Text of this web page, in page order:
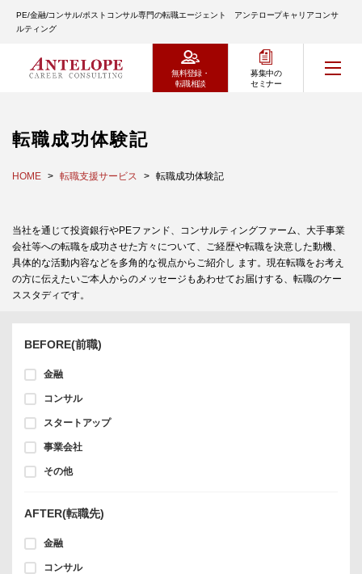
PE/金融/コンサル/ポストコンサル専門の転職エージェント アンテロープキャリアコンサ
ルティング
無料登録・
転職相談
募集中の
セミナー
転職成功体験記
HOME 転職支援サービス 転職成功体験記
当社を通じて投資銀行やPEファンド、コンサルティングファーム、大手事業
会社等への転職を成功させた方々について、ご経歴や転職を決意した動機、
具体的な活動内容などを多角的な視点からご紹介し ます。現在転職をお考え
の方に伝えたいご本人からのメッセージもあわせてお届けする、転職のケー
ススタディです。
BEFORE(前職)
金融
コンサル
スタートアップ
事業会社
その他
AFTER(転職先)
金融
コンサル